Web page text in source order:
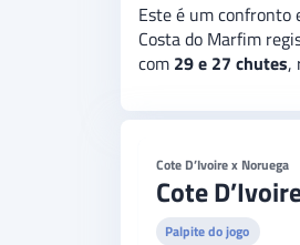
Este é um confronto
Costa do Marfim
com 29 e 27 chutes,
Cote D’Ivoire x Noruega
Cote
Palpite do jogo